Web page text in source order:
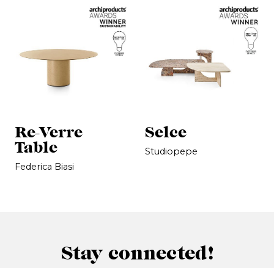
Re-Verre
Table
Federica Biasi
Selce
Studiopepe
Stay connected!